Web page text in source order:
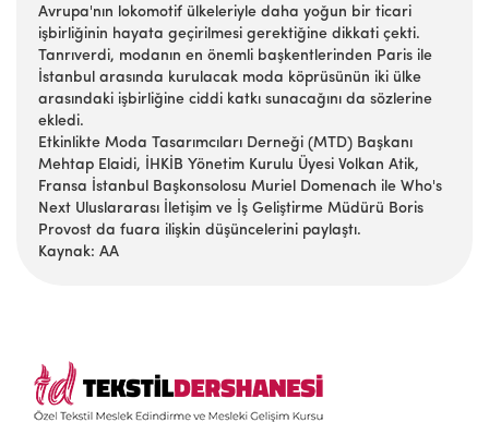
Avrupa'nın lokomotif ülkeleriyle daha yoğun bir ticari
işbirliğinin hayata geçirilmesi gerektiğine dikkati çekti.
Tanrıverdi, modanın en önemli başkentlerinden Paris ile
İstanbul arasında kurulacak moda köprüsünün iki ülke
arasındaki işbirliğine ciddi katkı sunacağını da sözlerine
ekledi.
Etkinlikte Moda Tasarımcıları Derneği (MTD) Başkanı
Mehtap Elaidi, İHKİB Yönetim Kurulu Üyesi Volkan Atik,
Fransa İstanbul Başkonsolosu Muriel Domenach ile Who's
Next Uluslararası İletişim ve İş Geliştirme Müdürü Boris
Provost da fuara ilişkin düşüncelerini paylaştı.
Kaynak: AA